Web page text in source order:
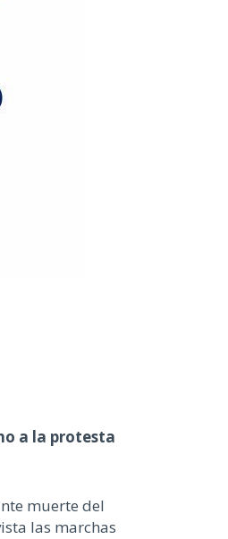
a la protesta
muerte del
las marchas